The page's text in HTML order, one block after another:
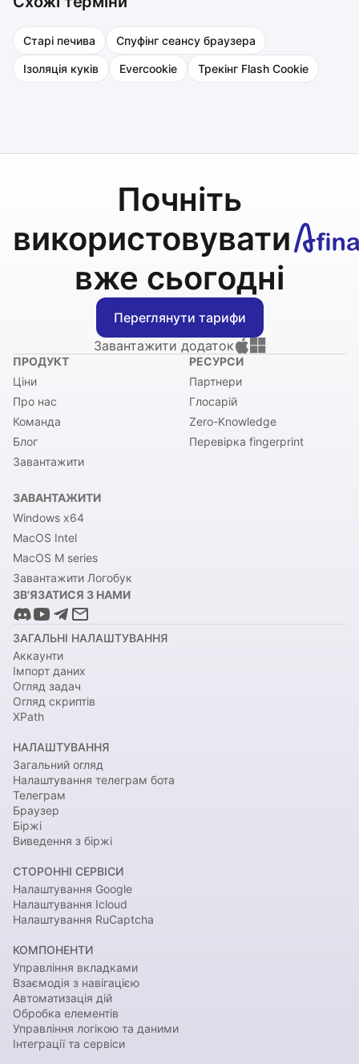
Старі печива Спуфінг сеансу браузера
Ізоляція куків Evercookie Трекінг Flash Cookie
Почніть
використовувати
вже сьогодні
Переглянути тарифи
Завантажити додаток
ПРОДУКТ
Ціни
Про нас
Команда
Блог
Завантажити
РЕСУРСИ
Партнери
Глосарій
Zero-Knowledge
Перевірка fingerprint
ЗАВАНТАЖИТИ
Windows x64
MacOS Intel
MacOS M series
Завантажити Логобук
ЗВ'ЯЗАТИСЯ З НАМИ
ЗАГАЛЬНІ НАЛАШТУВАННЯ
Аккаунти
Імпорт даних
Огляд задач
Огляд скриптів
XPath
НАЛАШТУВАННЯ
Загальний огляд
Налаштування телеграм бота
Телеграм
Браузер
Біржі
Виведення з біржі
СТОРОННІ СЕРВІСИ
Налаштування Google
Налаштування Icloud
Налаштування RuCaptcha
КОМПОНЕНТИ
Управління вкладками
Взаємодія з навігацією
Автоматизація дій
Обробка елементів
Управління логікою та даними
Інтеграції та сервіси